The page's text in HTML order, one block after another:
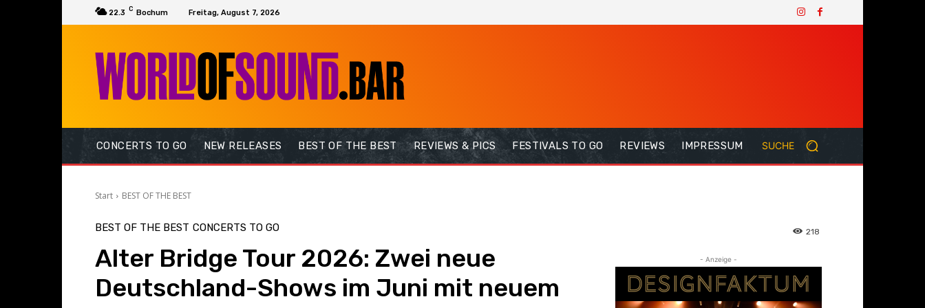
22.3 C Bochum Freitag, August 7, 2026
CONCERTS TO GO NEW RELEASES BEST OF THE BEST REVIEWS & PICS FESTIVALS TO GO REVIEWS IMPRESSUM SUCHE
Start BEST OF THE BEST
BEST OF THE BEST CONCERTS TO GO
Alter Bridge Tour 2026: Zwei neue
Deutschland-Shows im Juni mit neuem
218
- Anzeige -